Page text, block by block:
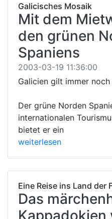
Galicisches Mosaik
Mit dem
den grünen
Spaniens
2003-03-19 11:36:00
Galicien gilt immer
Der grüne Norden
internationalen
bietet er ein
weiterlesen
Eine Reise ins Land der
Das